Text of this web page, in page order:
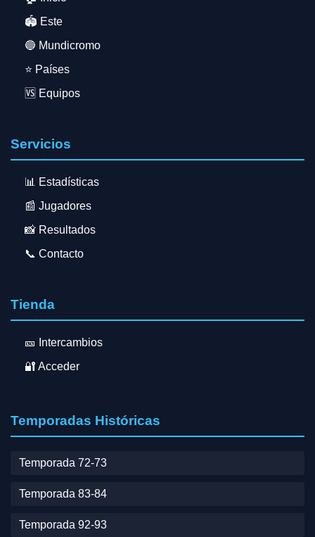
🏟️ Este
🔵 Mundicromo
⭐ Países
🆚 Equipos
Servicios
📊 Estadísticas
📰 Jugadores
📸 Resultados
📞 Contacto
Tienda
🎫 Intercambios
🔐 Acceder
Temporadas Históricas
Temporada 72-73
Temporada 83-84
Temporada 92-93